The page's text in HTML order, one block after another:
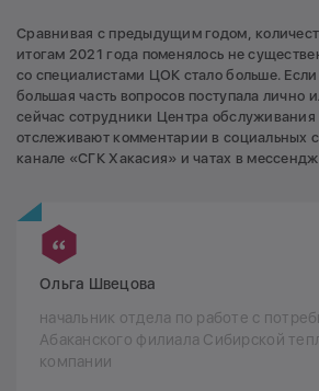
Сравнивая с предыдущим годом,
итогам 2021 года поменялось не
со специалистами ЦОК стало больше.
большая часть вопросов поступала лично
сейчас сотрудники Центра обслуживания
отслеживают комментарии в социальных
канале «СГК Хакасия» и чатах в
Ольга Швецова
начальник отдела по работе с
Абаканского филиала Сибирской
компании